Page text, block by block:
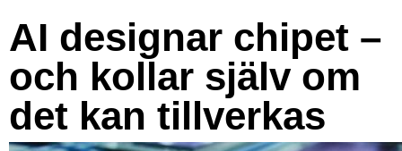
AI designar chipet –
och kollar själv om
det kan tillverkas